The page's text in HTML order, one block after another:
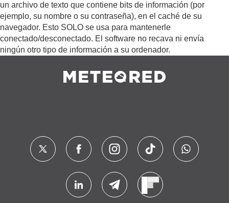
un archivo de texto que contiene bits de información (por
ejemplo, su nombre o su contraseña), en el caché de su
navegador. Esto SOLO se usa para mantenerle
conectado/desconectado. El software no recava ni envía
ningún otro tipo de información a su ordenador.